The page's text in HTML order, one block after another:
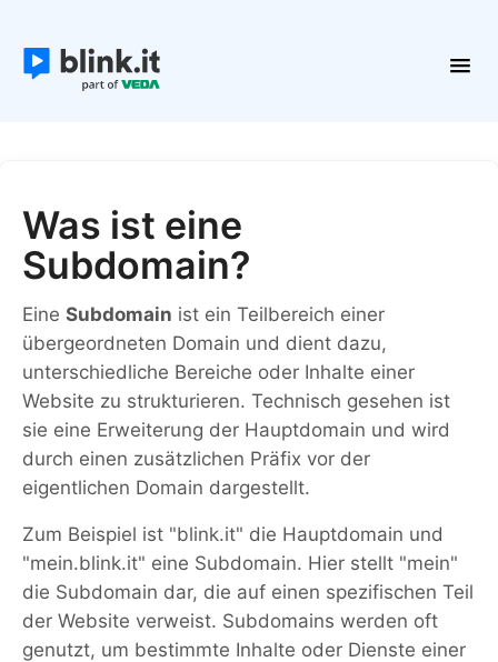
Was ist eine
Subdomain?
Eine Subdomain ist ein Teilbereich einer
übergeordneten Domain und dient dazu,
unterschiedliche Bereiche oder Inhalte einer
Website zu strukturieren. Technisch gesehen ist
sie eine Erweiterung der Hauptdomain und wird
durch einen zusätzlichen Präfix vor der
eigentlichen Domain dargestellt.
Zum Beispiel ist "blink.it" die Hauptdomain und
"mein.blink.it" eine Subdomain. Hier stellt "mein"
die Subdomain dar, die auf einen spezifischen Teil
der Website verweist. Subdomains werden oft
genutzt, um bestimmte Inhalte oder Dienste einer